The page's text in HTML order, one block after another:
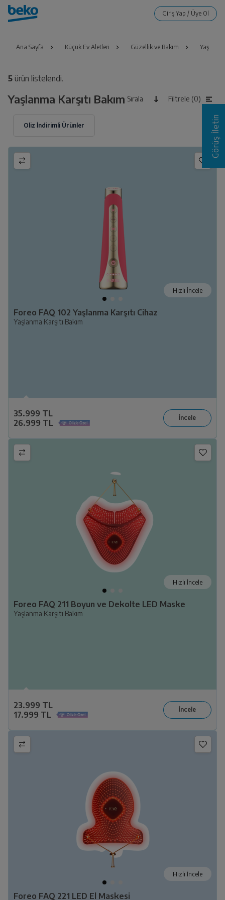
Ana Sayfa Küçük Ev Aletleri Güzellik ve Bakım
5 ürün listelendi.
Yaşlanma Karşıtı Bakım Sırala Filtrele (0)
Hızlı İncele
Foreo FAQ 102 Yaşlanma Karşıtı Cihaz
Yaşlanma Karşıtı Bakım
35.999 TL
26.999 TL
Hızlı İncele
Foreo FAQ 211 Boyun ve Dekolte LED Maske
Yaşlanma Karşıtı Bakım
23.999 TL
17.999 TL
Hızlı İncele
Foreo FAQ 221 LED El Maskesi
Görüş İletin